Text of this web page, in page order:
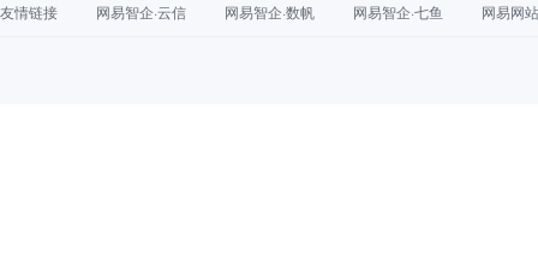
友情链接 网易智企·云信 网易智企·数帆 网易智企·七鱼 网易网